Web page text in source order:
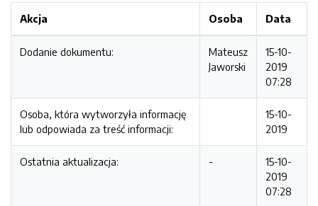
Akcja Osoba Data
Dodanie dokumentu:
Mateusz
Jaworski
15-10-
2019
07:28
Osoba, która wytworzyła informację
lub odpowiada za treść informacji:
15-10-
2019
Ostatnia aktualizacja: -
15-10-
2019
07:28